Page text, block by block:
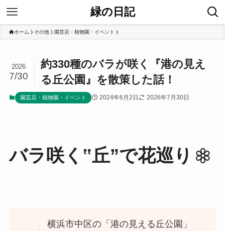
緑の日記
ホーム その他 園芸店・植物園・イベント
約330種のバラが咲く『港の見え
る丘公園』を散策した話！
2026
7/30
園芸店・植物園・イベント 2024年6月2日 2026年7月30日
バラ咲く‟丘”で花巡り
横浜市中区の「港の見える丘公園」